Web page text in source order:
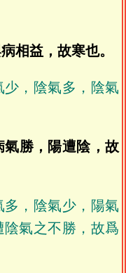
相益，故寒也。
，陰氣多，陰氣
勝，陽遭陰，故
，陰氣少，陽氣
氣之不勝，故爲